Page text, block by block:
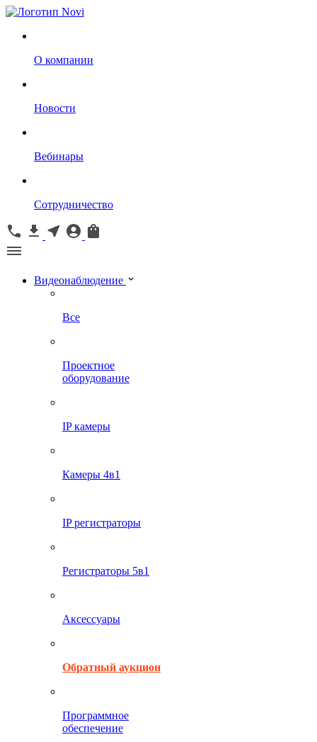
О компании
Новости
Вебинары
Сотрудничество
Видеонаблюдение
Все
Проектное
оборудование
IP камеры
Камеры 4в1
IP регистраторы
Регистраторы 5в1
Аксессуары
Обратный аукцион
Программное
обеспечение